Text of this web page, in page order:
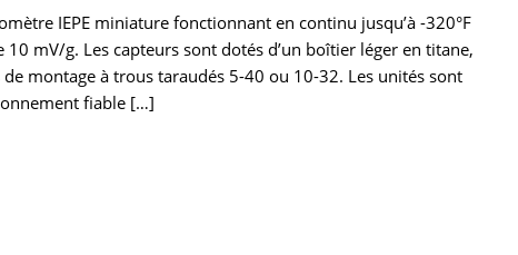
IEPE miniature fonctionnant en continu jusqu’à -320°F
10 mV/g. Les capteurs sont dotés d’un boîtier léger en titane,
montage à trous taraudés 5-40 ou 10-32. Les unités sont
fiable […]